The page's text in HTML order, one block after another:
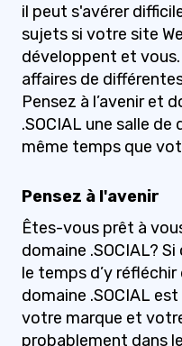
il peut s'avérer
sujets si votre site
développent et
affaires de
Pensez à l’avenir et
.SOCIAL une salle
même temps que
Pensez à l'avenir
Êtes-vous prêt à
domaine .SOCIAL?
le temps d’y
domaine .SOCIAL
votre marque et
probablement dans